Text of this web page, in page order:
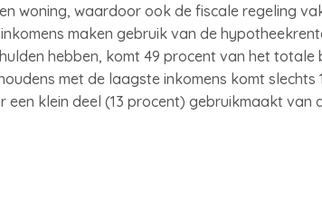
woning, waardoor ook de fiscale regeling
maken gebruik van de
hebben, komt 49 procent van het
met de laagste inkomens komt
klein deel (13 procent) gebruikmaakt van